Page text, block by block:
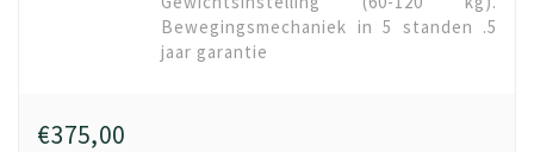
Bewegingsmechaniek in 5 standen .5
jaar garantie
€375,00